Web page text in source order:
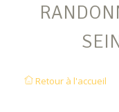
Retour à l'accueil